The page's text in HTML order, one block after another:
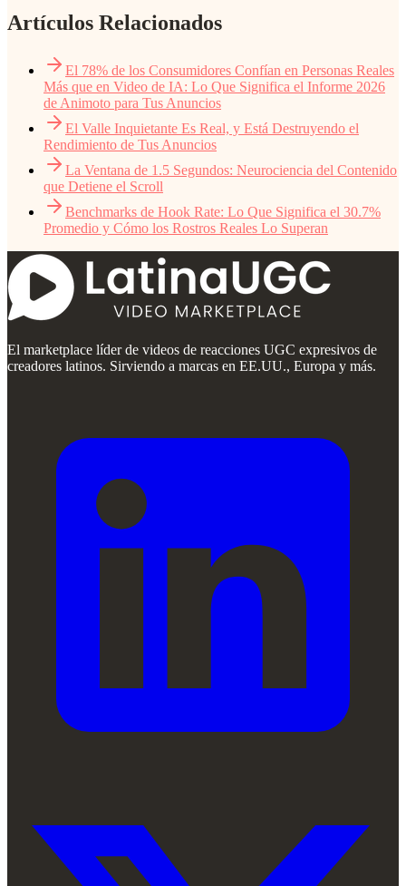
Artículos Relacionados
El 78% de los Consumidores Confían en Personas Reales
Más que en Video de IA: Lo Que Significa el Informe 2026
de Animoto para Tus Anuncios
El Valle Inquietante Es Real, y Está Destruyendo el
Rendimiento de Tus Anuncios
La Ventana de 1.5 Segundos: Neurociencia del Contenido
que Detiene el Scroll
Benchmarks de Hook Rate: Lo Que Significa el 30.7%
Promedio y Cómo los Rostros Reales Lo Superan
El marketplace líder de videos de reacciones UGC expresivos de
creadores latinos. Sirviendo a marcas en EE.UU., Europa y más.